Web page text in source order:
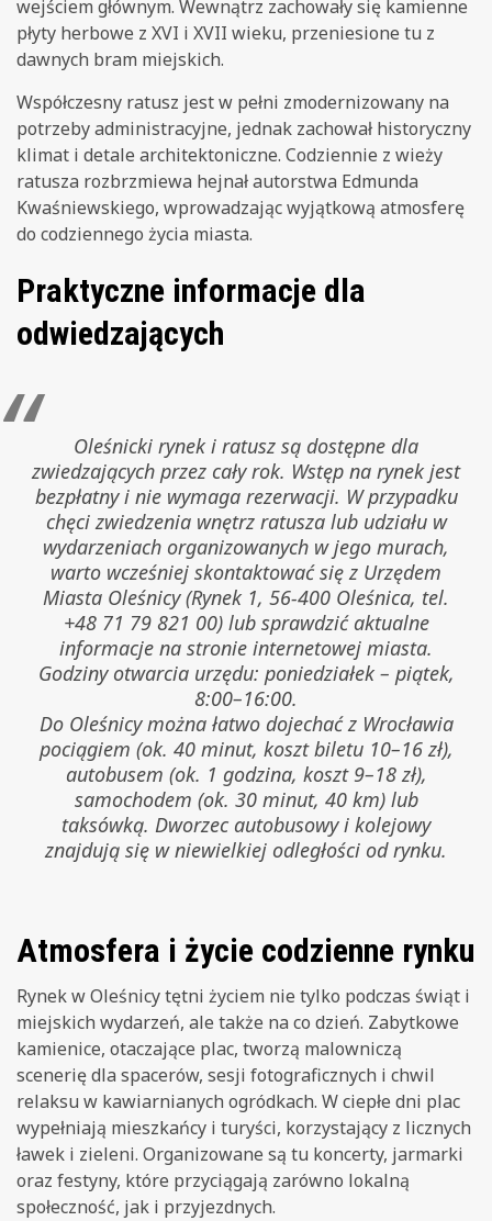
wejściem głównym. Wewnątrz zachowały się kamienne
płyty herbowe z XVI i XVII wieku, przeniesione tu z
dawnych bram miejskich.
Współczesny ratusz jest w pełni zmodernizowany na
potrzeby administracyjne, jednak zachował historyczny
klimat i detale architektoniczne. Codziennie z wieży
ratusza rozbrzmiewa hejnał autorstwa Edmunda
Kwaśniewskiego, wprowadzając wyjątkową atmosferę
do codziennego życia miasta.
Praktyczne informacje dla
odwiedzających
Oleśnicki rynek i ratusz są dostępne dla
zwiedzających przez cały rok. Wstęp na rynek jest
bezpłatny i nie wymaga rezerwacji. W przypadku
chęci zwiedzenia wnętrz ratusza lub udziału w
wydarzeniach organizowanych w jego murach,
warto wcześniej skontaktować się z Urzędem
Miasta Oleśnicy (Rynek 1, 56-400 Oleśnica, tel.
+48 71 79 821 00) lub sprawdzić aktualne
informacje na stronie internetowej miasta.
Godziny otwarcia urzędu: poniedziałek – piątek,
8:00–16:00.
Do Oleśnicy można łatwo dojechać z Wrocławia
pociągiem (ok. 40 minut, koszt biletu 10–16 zł),
autobusem (ok. 1 godzina, koszt 9–18 zł),
samochodem (ok. 30 minut, 40 km) lub
taksówką. Dworzec autobusowy i kolejowy
znajdują się w niewielkiej odległości od rynku.
Atmosfera i życie codzienne rynku
Rynek w Oleśnicy tętni życiem nie tylko podczas świąt i
miejskich wydarzeń, ale także na co dzień. Zabytkowe
kamienice, otaczające plac, tworzą malowniczą
scenerię dla spacerów, sesji fotograficznych i chwil
relaksu w kawiarnianych ogródkach. W ciepłe dni plac
wypełniają mieszkańcy i turyści, korzystający z licznych
ławek i zieleni. Organizowane są tu koncerty, jarmarki
oraz festyny, które przyciągają zarówno lokalną
społeczność, jak i przyjezdnych.